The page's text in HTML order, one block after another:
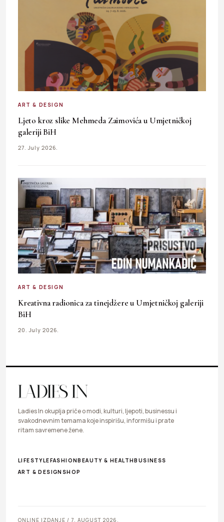
ART & DESIGN
Ljeto kroz slike Mehmeda Zaimovića u Umjetničkoj
galeriji BiH
27. July 2026.
ART & DESIGN
Kreativna radionica za tinejdžere u Umjetničkoj galeriji
BiH
20. July 2026.
Ladies In okuplja priče o modi, kulturi, ljepoti, businessu i
svakodnevnim temama koje inspirišu, informišu i prate
ritam savremene žene.
LIFESTYLEFASHIONBEAUTY & HEALTHBUSINESS
ART & DESIGN SHOP
ONLINE IZDANJE / 7. AUGUST 2026.